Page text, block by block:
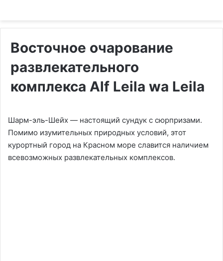
Восточное очарование
развлекательного
комплекса Alf Leila wa Leila
Шарм-эль-Шейх — настоящий сундук с сюрпризами.
Помимо изумительных природных условий, этот
курортный город на Красном море славится наличием
всевозможных развлекательных комплексов.